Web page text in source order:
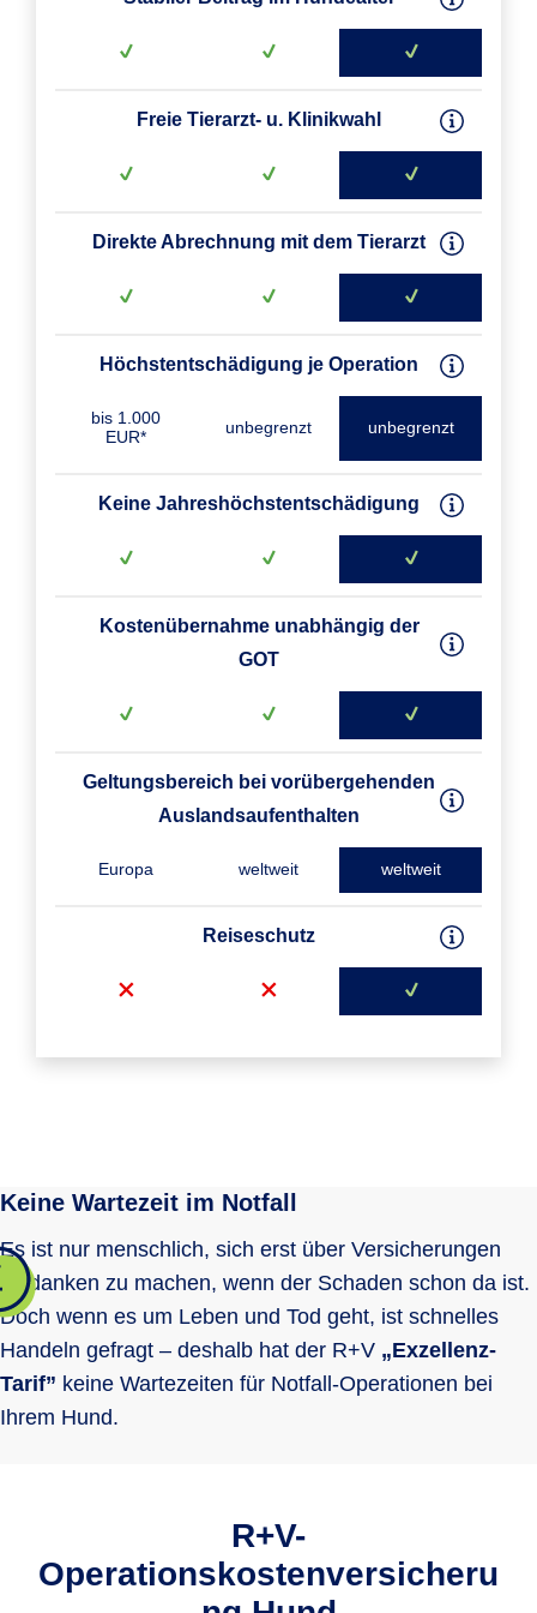
Freie Tierarzt- u. Klinikwahl
Direkte Abrechnung mit dem Tierarzt
Höchstentschädigung je Operation
bis 1.000
EUR*
unbegrenzt unbegrenzt
Keine Jahreshöchst­entschädigung
Kostenübernahme unabhängig der
GOT
Geltungsbereich bei vorübergehenden
Auslandsaufenthalten
Europa weltweit weltweit
Reiseschutz
Orthopädische Operationen
Neurologische Operationen
Vollnarkose, Teilnarkose,
Nachsorge inkl. Medikamente nach OP
1 Monat
keine 10%
Wartezeit für Operationen infolge Unfall
1 Woche 1 Woche keine
Wartezeit für Operationen angeborener
Fehlentwicklungen/ Fehlstellungen
Wartezeit für Kastration/ Sterilisation
Kündigungsfrist
täglich
kündbar nach
1 Jahr
täglich
kündbar nach
1 Jahr
täglich
kündbar nach
1 Jahr
Keine Wartezeit im Notfall
Es ist nur menschlich, sich erst über Versicherungen
Gedanken zu machen, wenn der Schaden schon da ist.
Doch wenn es um Leben und Tod geht, ist schnelles
Handeln gefragt – deshalb hat der R+V „Exzellenz-
Tarif” keine Wartezeiten für Notfall-Operationen bei
Ihrem Hund.
R+V-
Operationskostenversicheru